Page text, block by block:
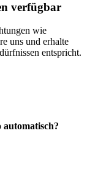
verfügbar
wie
uns und erhalte
entspricht.